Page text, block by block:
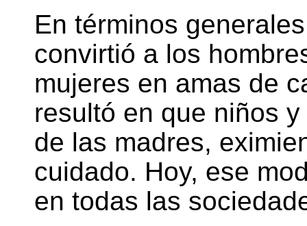
En términos
convirtió a los
mujeres en amas de
resultó en que niños
de las madres,
cuidado. Hoy, ese
en todas las